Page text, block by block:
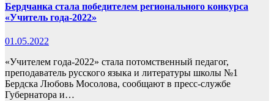
Бердчанка стала победителем регионального конкурса
«Учитель года-2022»
01.05.2022
«Учителем года-2022» стала потомственный педагог,
преподаватель русского языка и литературы школы №1
Бердска Любовь Мосолова, сообщают в пресс-службе
Губернатора и…